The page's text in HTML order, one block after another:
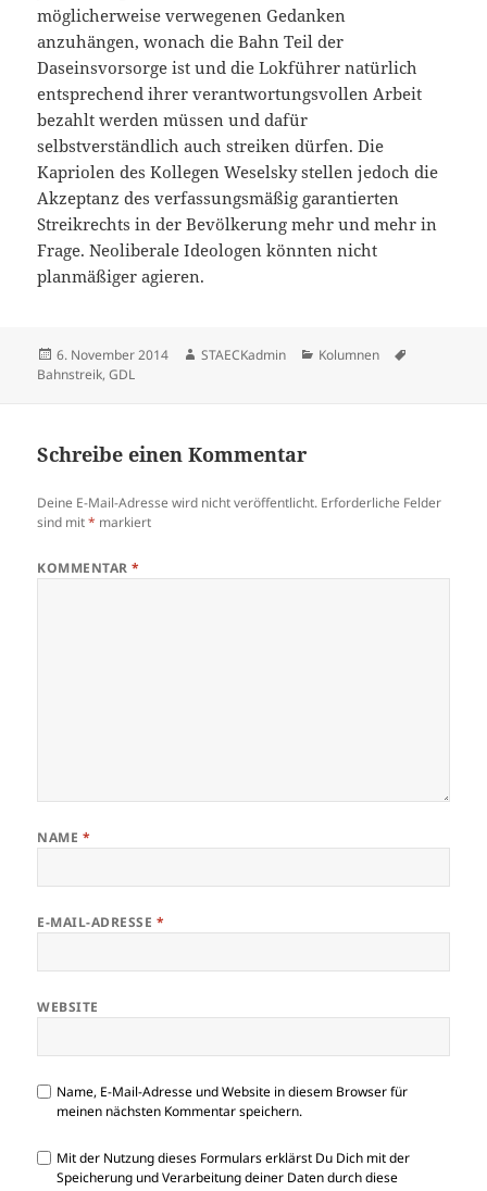
möglicherweise verwegenen Gedanken
anzuhängen, wonach die Bahn Teil der
Daseinsvorsorge ist und die Lokführer natürlich
entsprechend ihrer verantwortungsvollen Arbeit
bezahlt werden müssen und dafür
selbstverständlich auch streiken dürfen. Die
Kapriolen des Kollegen Weselsky stellen jedoch die
Akzeptanz des verfassungsmäßig garantierten
Streikrechts in der Bevölkerung mehr und mehr in
Frage. Neoliberale Ideologen könnten nicht
planmäßiger agieren.
Veröffentlicht
am
6. November 2014 Autor
STAECKadmin Kategorien
Kolumnen
Bahnstreik,GDL
Schreibe einen Kommentar
Deine E-Mail-Adresse wird nicht veröffentlicht. Erforderliche Felder
sind mit* markiert
KOMMENTAR*
NAME *
E-MAIL-ADRESSE *
WEBSITE
Name, E-Mail-Adresse und Website in diesem Browser für
meinen nächsten Kommentar speichern.
Mit der Nutzung dieses Formulars erklärst Du Dich mit der
Speicherung und Verarbeitung deiner Daten durch diese